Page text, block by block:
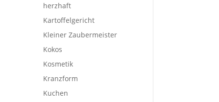
herzhaft
Kartoffelgericht
Kleiner Zaubermeister
Kokos
Kosmetik
Kranzform
Kuchen